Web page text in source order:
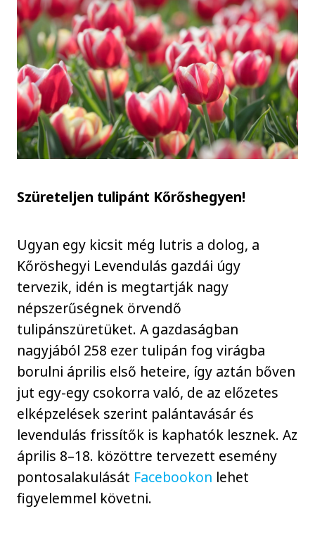
Szüreteljen tulipánt Kőrőshegyen!
Ugyan egy kicsit még lutris a dolog, a
Kőröshegyi Levendulás gazdái úgy
tervezik, idén is megtartják nagy
népszerűségnek örvendő
tulipánszüretüket. A gazdaságban
nagyjából 258 ezer tulipán fog virágba
borulni április első heteire, így aztán bőven
jut egy-egy csokorra való, de az előzetes
elképzelések szerint palántavásár és
levendulás frissítők is kaphatók lesznek. Az
április 8–18. közöttre tervezett esemény
pontosalakulását Facebookon lehet
figyelemmel követni.